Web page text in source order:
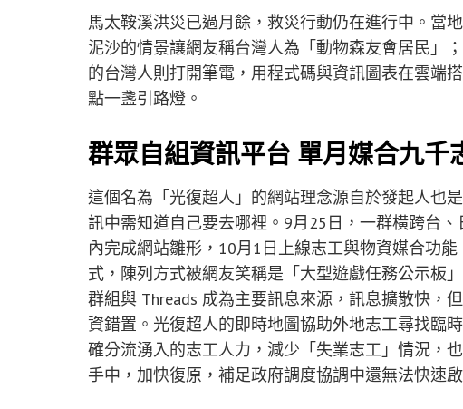
馬太鞍溪洪災已過月餘，救災行動仍在進行中。當
泥沙的情景讓網友稱台灣人為「動物森友會居民」
的台灣人則打開筆電，用程式碼與資訊圖表在雲端
點一盞引路燈。
群眾自組資訊平台 單月媒合九千
這個名為「光復超人」的網站理念源自於發起人也
訊中需知道自己要去哪裡。9月25日，一群橫跨台
內完成網站雛形，10月1日上線志工與物資媒合功
式，陳列方式被網友笑稱是「大型遊戲任務公示板
群組與 Threads 成為主要訊息來源，訊息擴散快，
資錯置。光復超人的即時地圖協助外地志工尋找臨
確分流湧入的志工人力，減少「失業志工」情況，
手中，加快復原，補足政府調度協調中還無法快速